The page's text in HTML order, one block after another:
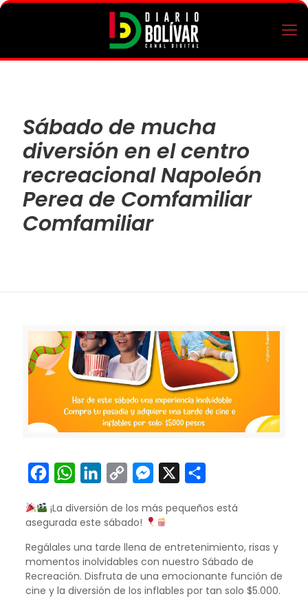
Sábado de mucha
diversión en el centro
recreacional Napoleón
Perea de Comfamiliar
Comfamiliar
FacebookWhatsAppLinkedIn
Copy
Messenger
¡La diversión de los más pequeños está
asegurada este sábado!
Regálales una tarde llena de entretenimiento, risas y
momentos inolvidables con nuestro Sábado de
Recreación. Disfruta de una emocionante función de
cine y la diversión de los inflables por tan solo $5.000.